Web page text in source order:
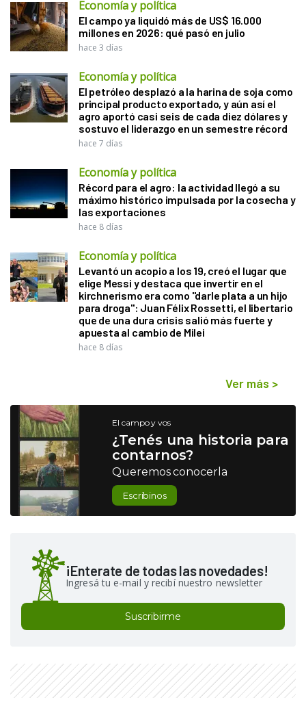
Economía y política
El campo ya liquidó más de US$ 16.000
millones en 2026: qué pasó en julio
hace 3 días
Economía y política
El petróleo desplazó a la harina de soja como
principal producto exportado, y aún así el
agro aportó casi seis de cada diez dólares y
sostuvo el liderazgo en un semestre récord
hace 7 días
Economía y política
Récord para el agro: la actividad llegó a su
máximo histórico impulsada por la cosecha y
las exportaciones
hace 8 días
Economía y política
Levantó un acopio a los 19, creó el lugar que
elige Messi y destaca que invertir en el
kirchnerismo era como "darle plata a un hijo
para droga": Juan Félix Rossetti, el libertario
que de una dura crisis salió más fuerte y
apuesta al cambio de Milei
hace 8 días
Ver más >
El campo y vos
¿Tenés una historia para
contarnos?
Queremos conocerla
Escribinos
¡Enterate de todas las novedades!
Ingresá tu e-mail y recibí nuestro newsletter
Suscribirme